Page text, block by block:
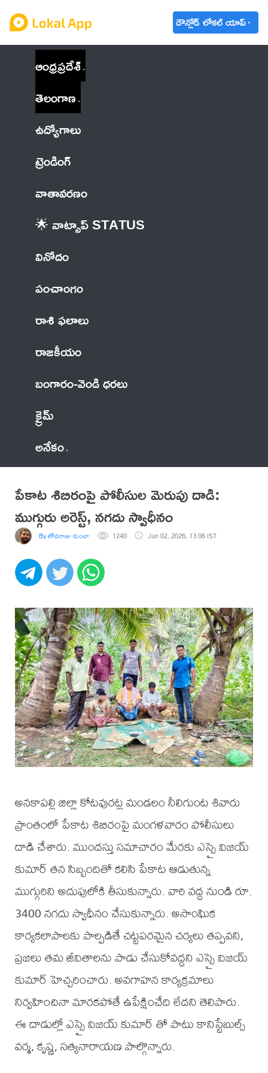
డౌన్లోడ్ లోకల్ యాప్
ఆంధ్రప్రదేశ్
తెలంగాణ
ఉద్యోగాలు
ట్రెండింగ్
వాతావరణం
🌟 వాట్సాప్ STATUS
వినోదం
పంచాంగం
రాశి ఫలాలు
రాజకీయం
బంగారం-వెండి ధరలు
క్రైమ్
అనేకం
పేకాట శిబిరంపై పోలీసుల మెరుపు దాడి:
ముగ్గురు అరెస్ట్, నగదు స్వాధీనం
By లోవరాజు కుంచా 1240 Jun 02, 2026, 13:06 IST
అనకాపల్లి జిల్లా కోటవురట్ల మండలం నీలిగుంట శివారు
ప్రాంతంలో పేకాట శిబిరంపై మంగళవారం పోలీసులు
దాడి చేశారు. ముందస్తు సమాచారం మేరకు ఎస్సై విజయ్
కుమార్ తన సిబ్బందితో కలిసి పేకాట ఆడుతున్న
ముగ్గురిని అదుపులోకి తీసుకున్నారు. వారి వద్ద నుండి రూ.
3400 నగదు స్వాధీనం చేసుకున్నారు. అసాంఘిక
కార్యకలాపాలకు పాల్పడితే చట్టపరమైన చర్యలు తప్పవని,
ప్రజలు తమ జీవితాలను పాడు చేసుకోవద్దని ఎస్సై విజయ్
కుమార్ హెచ్చరించారు. అవగాహన కార్యక్రమాలు
నిర్వహించినా మారకపోతే ఉపేక్షించేది లేదని తెలిపారు.
ఈ దాడుల్లో ఎస్సై విజయ్ కుమార్ తో పాటు కానిస్టేబుల్స్
వర్మ, కృష్ణ, సత్యనారాయణ పాల్గొన్నారు.